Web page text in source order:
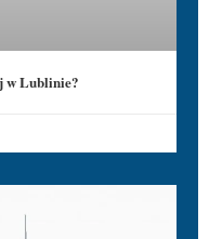
w Lublinie?